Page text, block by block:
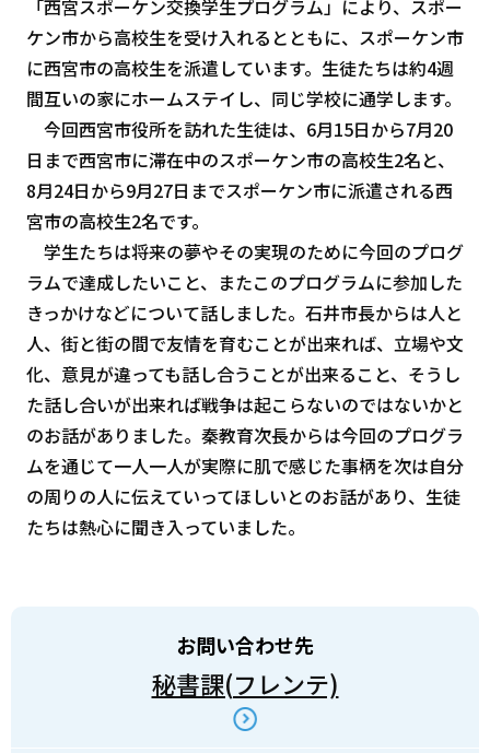
「西宮スポーケン交換学生プログラム」により、スポー
ケン市から高校生を受け入れるとともに、スポーケン市
に西宮市の高校生を派遣しています。生徒たちは約4週
間互いの家にホームステイし、同じ学校に通学します。
今回西宮市役所を訪れた生徒は、6月15日から7月20
日まで西宮市に滞在中のスポーケン市の高校生2名と、
8月24日から9月27日までスポーケン市に派遣される西
宮市の高校生2名です。
学生たちは将来の夢やその実現のために今回のプログ
ラムで達成したいこと、またこのプログラムに参加した
きっかけなどについて話しました。石井市長からは人と
人、街と街の間で友情を育むことが出来れば、立場や文
化、意見が違っても話し合うことが出来ること、そうし
た話し合いが出来れば戦争は起こらないのではないかと
のお話がありました。秦教育次長からは今回のプログラ
ムを通じて一人一人が実際に肌で感じた事柄を次は自分
の周りの人に伝えていってほしいとのお話があり、生徒
たちは熱心に聞き入っていました。
お問い合わせ先
秘書課(フレンテ)